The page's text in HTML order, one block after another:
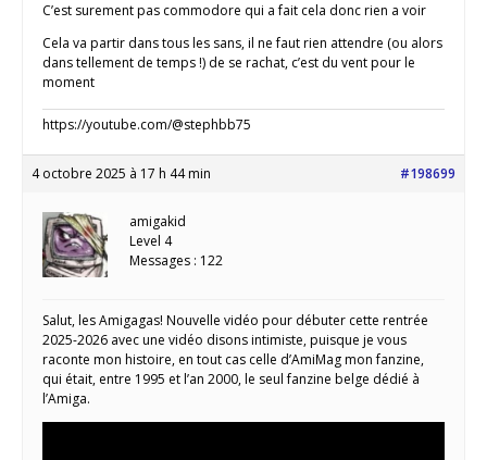
C’est surement pas commodore qui a fait cela donc rien a voir
Cela va partir dans tous les sans, il ne faut rien attendre (ou alors
dans tellement de temps !) de se rachat, c’est du vent pour le
moment
https://youtube.com/@stephbb75
4 octobre 2025 à 17 h 44 min #198699
amigakid
Level 4
Messages : 122
Salut, les Amigagas! Nouvelle vidéo pour débuter cette rentrée
2025-2026 avec une vidéo disons intimiste, puisque je vous
raconte mon histoire, en tout cas celle d’AmiMag mon fanzine,
qui était, entre 1995 et l’an 2000, le seul fanzine belge dédié à
l’Amiga.